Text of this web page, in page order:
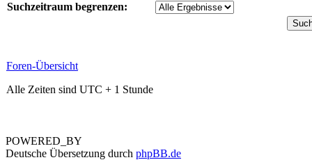
Suchzeitraum begrenzen:
Foren-Übersicht
Alle Zeiten sind UTC + 1 Stunde
POWERED_BY
Deutsche Übersetzung durch phpBB.de